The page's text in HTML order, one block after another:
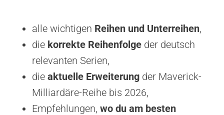
alle wichtigen Reihen und Unterreihen,
die korrekte Reihenfolge der deutsch
relevanten Serien,
die aktuelle Erweiterung der Maverick-
Milliardäre-Reihe bis 2026,
Empfehlungen, wo du am besten